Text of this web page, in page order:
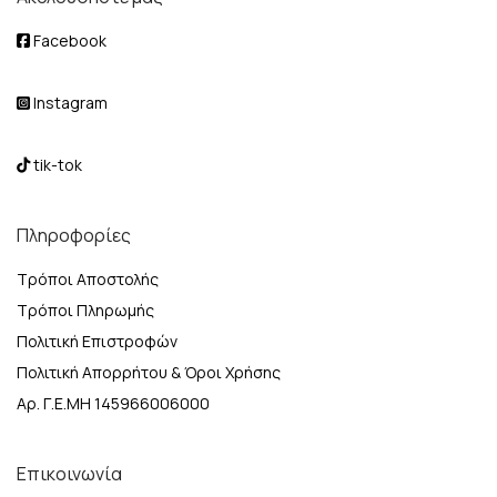
Facebook
Instagram
tik-tok
Πληροφορίες
Τρόποι Αποστολής
Τρόποι Πληρωμής
Πολιτική Επιστροφών
Πολιτική Απορρήτου & Όροι Χρήσης
Αρ. Γ.Ε.ΜΗ 145966006000
Επικοινωνία